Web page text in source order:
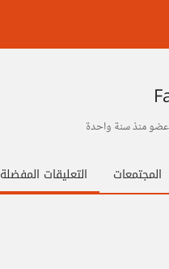
عضو منذسنة واحدة
المجتمعات التعليقات المفضلة